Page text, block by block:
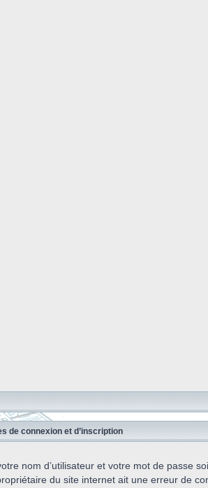
de connexion et d’inscription
nom d’utilisateur et votre mot de passe
du site internet ait une erreur de